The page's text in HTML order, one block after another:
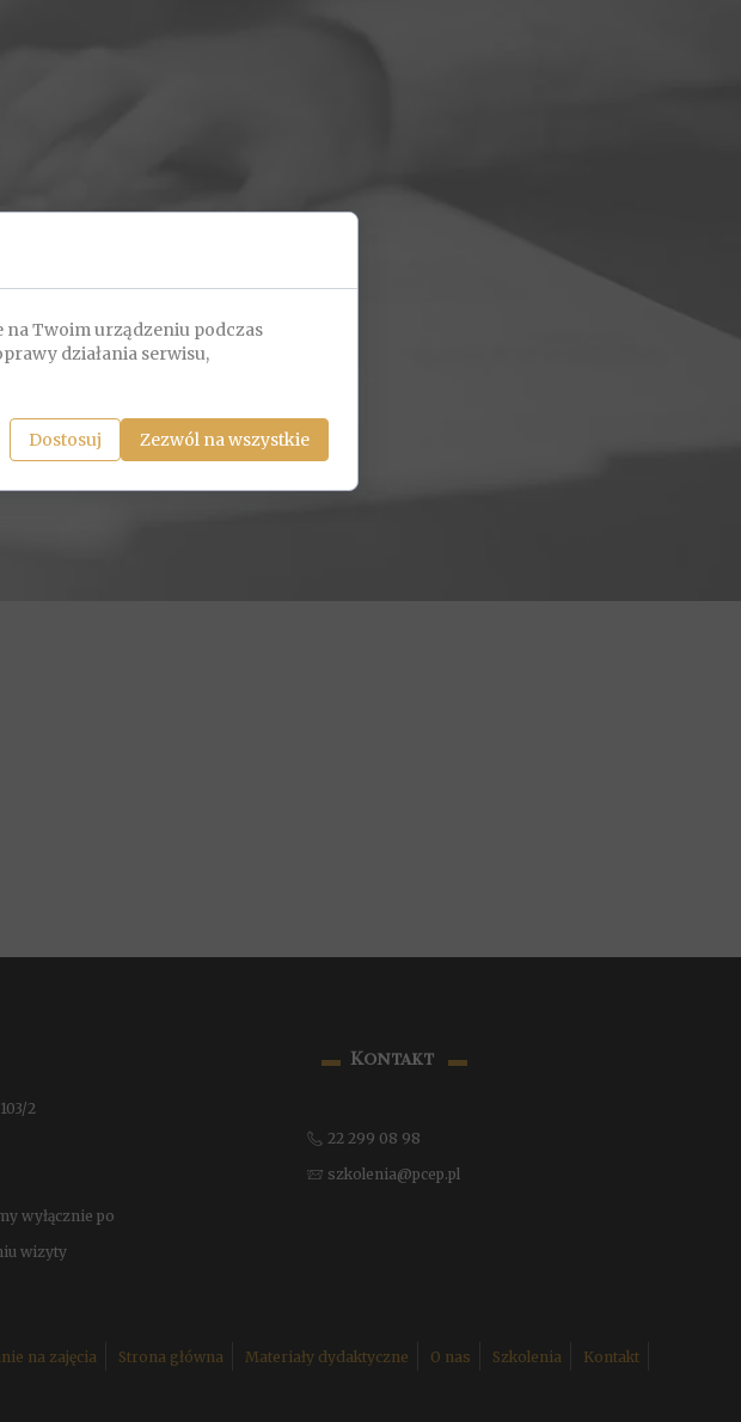
▬ Kontakt ▬
2
wyłącznie po
wizyty
📞 22 299 08 98
📨 szkolenia@pcep.pl
na zajęcia Strona główna Materiały dydaktyczne O nas Szkolenia Kontakt
na Twoim urządzeniu podczas
działania serwisu,
Dostosuj Zezwól na wszystkie